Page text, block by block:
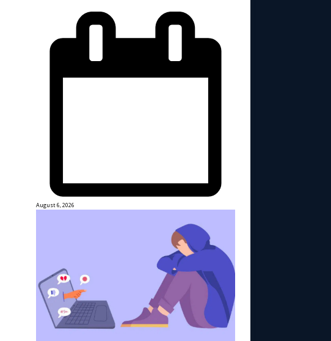
August 6, 2026